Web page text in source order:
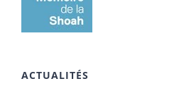
ACTUALITÉS